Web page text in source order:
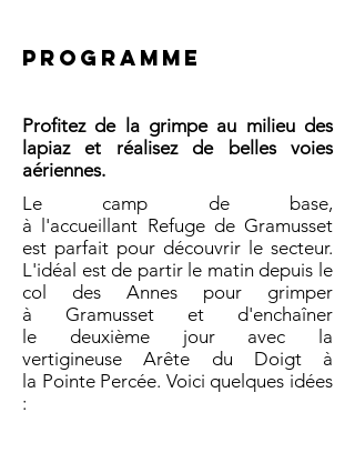
PROGRAMME
Profitez de la grimpe au milieu des
lapiaz et réalisez de belles voies
aériennes.
Le camp de base,
à l'accueillant Refuge de Gramusset
est parfait pour découvrir le secteur.
L'idéal est de partir le matin depuis le
col des Annes pour grimper
à Gramusset et d'enchaîner
le deuxième jour avec la
vertigineuse Arête du Doigt à
la Pointe Percée. Voici quelques idées
: